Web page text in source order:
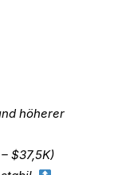
höherer
$37,5K)